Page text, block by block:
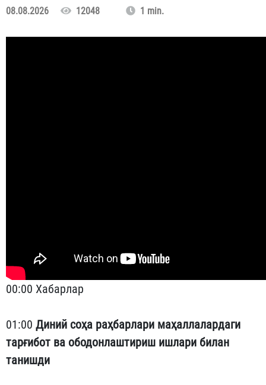
08.08.2026 12048 1 min.
00:00 Хабарлар
01:00 Диний соҳа раҳбарлари маҳаллалардаги
тарғибот ва ободонлаштириш ишлари билан
танишди